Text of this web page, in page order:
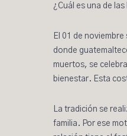
¿Cuál es una de
El 01 de noviembre
donde
muertos, se
bienestar. Esta
La tradición se
familia. Por ese